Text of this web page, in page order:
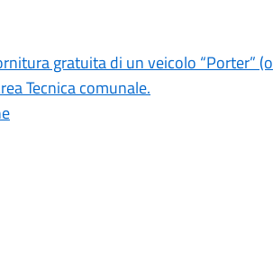
gratuita di un veicolo “Porter” (o
Tecnica comunale.